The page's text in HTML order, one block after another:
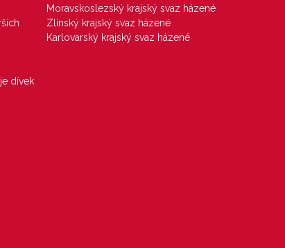
dívek
Moravskoslezský krajský svaz házené
Zlínský krajský svaz házené
Karlovarský krajský svaz házené